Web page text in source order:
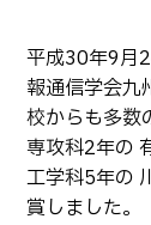
平成30年9月
報通信学会九
校からも多数
専攻科2年の
工学科5年の
賞しました。
生物化学シ
基幹教育科
専攻科
電子情報シ
Webオープ
オープンキ
進学の手引
入学料およ
イ
学校概要
教員紹介
パンフレット